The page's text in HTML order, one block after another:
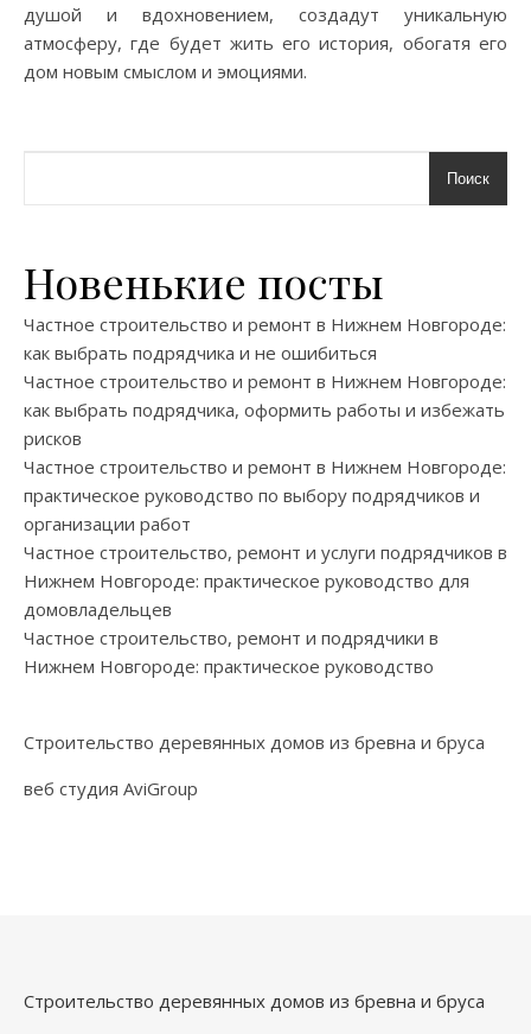
душой и вдохновением, создадут уникальную
атмосферу, где будет жить его история, обогатя его
дом новым смыслом и эмоциями.
Поиск
Новенькие посты
Частное строительство и ремонт в Нижнем Новгороде:
как выбрать подрядчика и не ошибиться
Частное строительство и ремонт в Нижнем Новгороде:
как выбрать подрядчика, оформить работы и избежать
рисков
Частное строительство и ремонт в Нижнем Новгороде:
практическое руководство по выбору подрядчиков и
организации работ
Частное строительство, ремонт и услуги подрядчиков в
Нижнем Новгороде: практическое руководство для
домовладельцев
Частное строительство, ремонт и подрядчики в
Нижнем Новгороде: практическое руководство
Строительство деревянных домов из бревна и бруса
веб студия AviGroup
Строительство деревянных домов из бревна и бруса